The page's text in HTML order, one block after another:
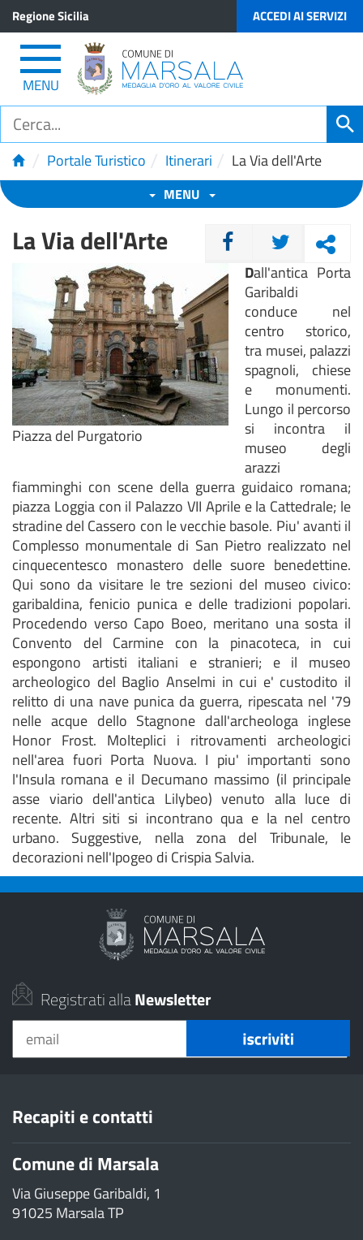
Regione Sicilia ACCEDI AI SERVIZI
MENU
Portale Turistico Itinerari La Via dell'Arte
MENU
CONDIVIDI
La Via dell'Arte
Piazza del Purgatorio
Dall'antica Porta
Garibaldi
conduce nel
centro storico,
tra musei, palazzi
spagnoli, chiese
e monumenti.
Lungo il percorso
si incontra il
museo degli
arazzi
fiamminghi con scene della guerra guidaico romana;
piazza Loggia con il Palazzo VII Aprile e la Cattedrale; le
stradine del Cassero con le vecchie basole. Piu' avanti il
Complesso monumentale di San Pietro realizzato nel
cinquecentesco monastero delle suore benedettine.
Qui sono da visitare le tre sezioni del museo civico:
garibaldina, fenicio punica e delle tradizioni popolari.
Procedendo verso Capo Boeo, meritano una sosta il
Convento del Carmine con la pinacoteca, in cui
espongono artisti italiani e stranieri; e il museo
archeologico del Baglio Anselmi in cui e' custodito il
relitto di una nave punica da guerra, ripescata nel '79
nelle acque dello Stagnone dall'archeologa inglese
Honor Frost. Molteplici i ritrovamenti archeologici
nell'area fuori Porta Nuova. I piu' importanti sono
l'Insula romana e il Decumano massimo (il principale
asse viario dell'antica Lilybeo) venuto alla luce di
recente. Altri siti si incontrano qua e la nel centro
urbano. Suggestive, nella zona del Tribunale, le
decorazioni nell'Ipogeo di Crispia Salvia.
Registrati allaNewsletter
Recapiti e contatti
Comune di Marsala
Via Giuseppe Garibaldi, 1
91025 Marsala TP